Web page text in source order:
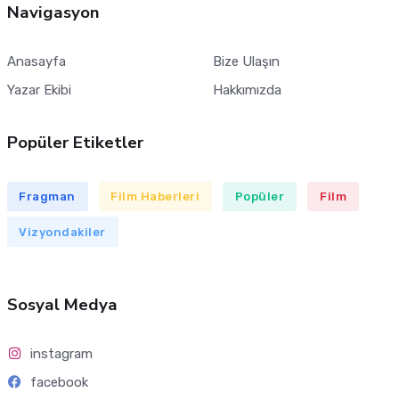
Navigasyon
Anasayfa
Yazar Ekibi
Bize Ulaşın
Hakkımızda
Popüler Etiketler
Fragman Film Haberleri Popüler Film
Vizyondakiler
Sosyal Medya
instagram
facebook